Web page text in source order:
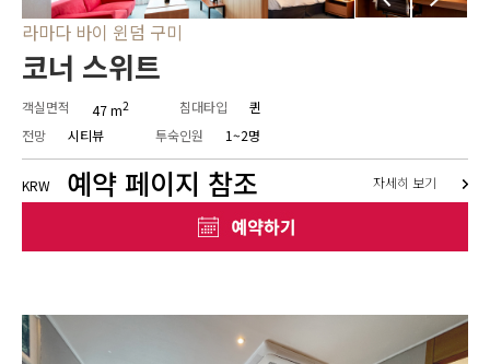
라마다 바이 윈덤 구미
코너 스위트
객실면적 47 m2 침대타입
퀸
전망
시티뷰 투숙인원 1~2명
KRW 예약 페이지 참조 자세히 보기